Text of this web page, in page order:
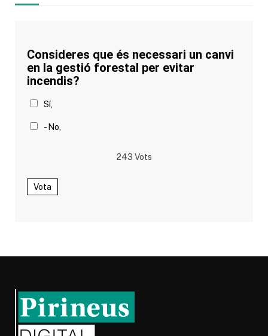
Consideres que és necessari un canvi
en la gestió forestal per evitar
incendis?
Sí,
- No,
243 Vots
Vota